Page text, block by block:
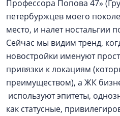
Профессора Попова 47»
петербуржцев моего
место, и налет ностальгии
Сейчас мы видим тренд,
новостройки именуют
привязки к локациям
преимуществом), а ЖК
используют эпитеты,
как статусные,